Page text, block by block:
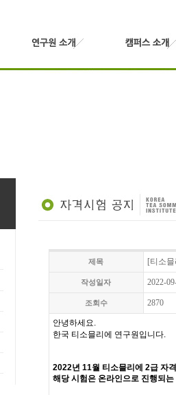
제목 [티소
작성일자 2022-
조회수 2870
안녕하세요.
한국 티소믈리에 연구원입니다.
2022년 11월 티소믈리에 2급 자
해당 시험은 온라인으로 진행되